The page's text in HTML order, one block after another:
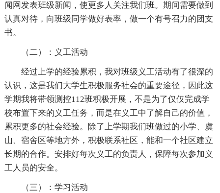
闻网发表班级新闻，使更多人关注我们班。期间需要做到
认真对待，向班级同学做好表率，做一个有号召力的团支
书。
（二）：义工活动
经过上学的经验累积，我对班级义工活动有了很深的
认识，这是我们大学生积极服务社会的重要途径，因此这
学期我将带领测控112班积极开展，不是为了仅仅完成学
校布置下来的义工任务，而是在义工中了解自己的价值，
累积更多的社会经验。除了上学期我们班做过的小学、虞
山、宿舍区等地方外，积极联系社区，能和一个社区建立
长期的合作。安排好每次义工的负责人，保障每次参加义
工人员的安全。
（三）：学习活动